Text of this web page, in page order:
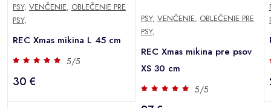
PSY, VENČENIE, OBLEČENIE PRE
PSY,
REC Xmas mikina L 45 cm
5/5
30 €
PSY, VENČENIE, OBLEČENIE PRE
PSY,
REC Xmas mikina pre psov
XS 30 cm
5/5